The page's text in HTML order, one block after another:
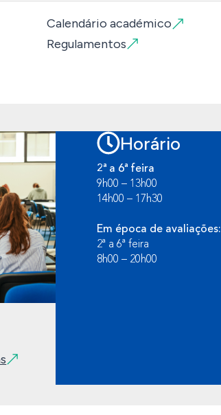
Calendário académico
Regulamentos
Horário
2ª a 6ª feira
9h00 – 13h00
14h00 – 17h30
Em época de avaliações:
2ª a 6ª feira
8h00 – 20h00